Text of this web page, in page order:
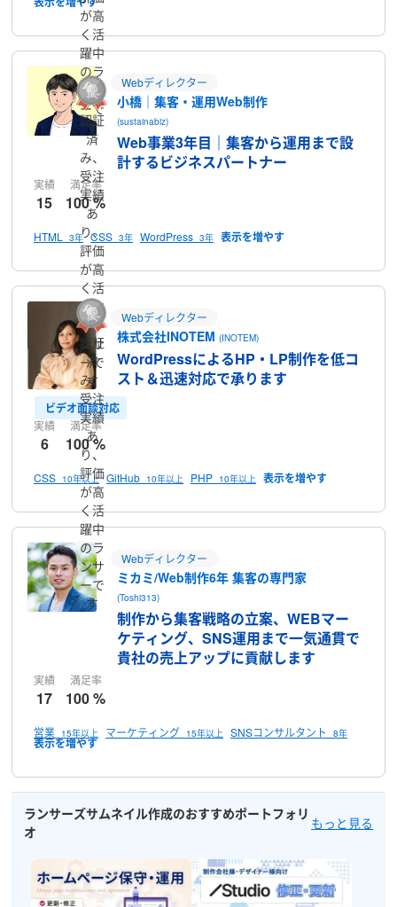
が高
く活
躍中
のラ
ンサ
ーで
す
Webディレクター
小橋｜集客・運用Web制作
(sustainabiz)
Web事業3年目｜集客から運用まで設
計するビジネスパートナー
実績
15
満足率
100 %
HTML 3年 CSS 3年 WordPress 3年
認証
済
み、
受注
実績
あ
り、
評価
が高
く活
躍中
のラ
ンサ
ーで
す
Webディレクター
株式会社INOTEM(INOTEM)
WordPressによるHP・LP制作を低コ
スト＆迅速対応で承ります
ビデオ面談対応
実績
6
満足率
100 %
CSS 10年以上 GitHub 10年以上 PHP 10年以上
認証
済
み、
受注
実績
あ
り、
評価
が高
く活
躍中
のラ
ンサ
ーで
す
Webディレクター
ミカミ/Web制作6年 集客の専門家
(Toshi313)
制作から集客戦略の立案、WEBマー
ケティング、SNS運用まで一気通貫で
貴社の売上アップに貢献します
実績
17
満足率
100 %
営業 15年以上 マーケティング 15年以上 SNSコンサルタント 8年
ランサーズサムネイル作成のおすすめポートフォリ
オ
もっと見る